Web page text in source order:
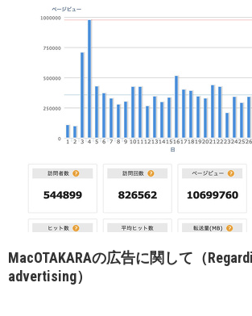
MacOTAKARAの広告に関して（
advertising）